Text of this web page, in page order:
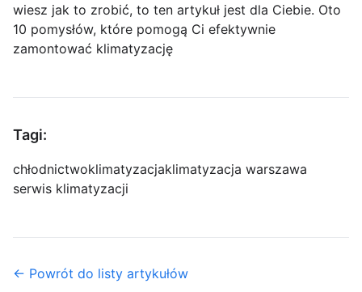
wiesz jak to zrobić, to ten artykuł jest dla Ciebie. Oto
10 pomysłów, które pomogą Ci efektywnie
zamontować klimatyzację
Tagi:
chłodnictwoklimatyzacjaklimatyzacja warszawa
serwis klimatyzacji
← Powrót do listy artykułów